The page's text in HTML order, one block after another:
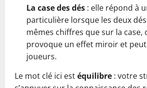
La case des dés : elle répond à
particulière lorsque les deux
mêmes chiffres que sur la case,
provoque un effet miroir et
joueurs.
Le mot clé ici estéquilibre : votre